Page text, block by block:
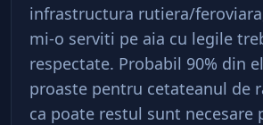
infrastructura rutiera/
mi-o serviti pe aia cu legile
respectate. Probabil 90% din
proaste pentru cetateanul de
ca poate restul sunt necesare